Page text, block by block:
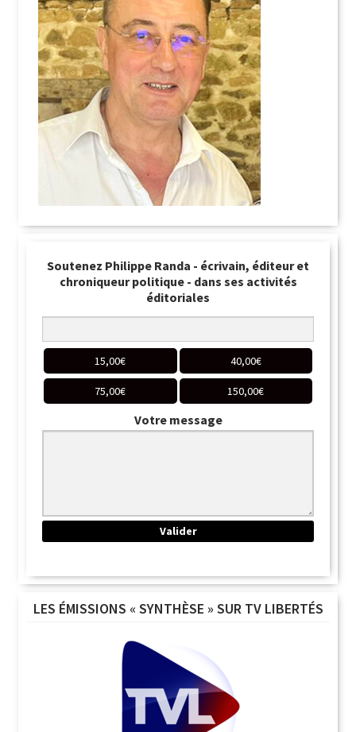
Soutenez Philippe Randa - écrivain, éditeur et
chroniqueur politique - dans ses activités
éditoriales
15,00€ 40,00€
75,00€ 150,00€
Votre message
LES ÉMISSIONS « SYNTHÈSE » SUR TV LIBERTÉS